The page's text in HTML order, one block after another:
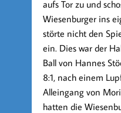
aufs Tor zu und
Wiesenburger ins
störte nicht den
ein. Dies war der
Ball von Hannes
8:1, nach einem
Alleingang von
hatten die